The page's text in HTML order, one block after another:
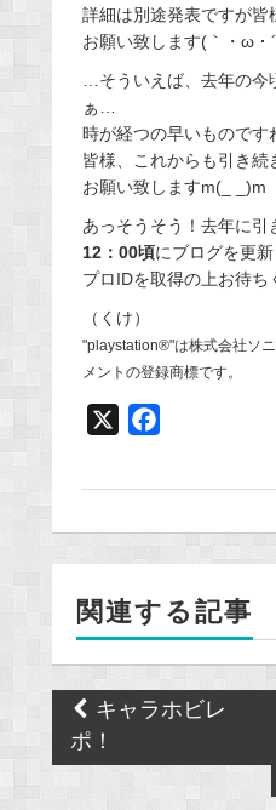
詳細は別途発表ですが皆
お願い致します(｀・ω・
…そういえば、去年の今
ぁ…
時が経つの早いものです
皆様、これからも引き続
お願い致しますm(_ _)m
あっそうそう！去年に引
12：00頃にブログを更
プロIDを取得の上お待ち
（くけ）
"playstation®"は株式会社ソ
メントの登録商標です。
o
k
関連する記事
Post
navigation
キャラホビレ
ポ！